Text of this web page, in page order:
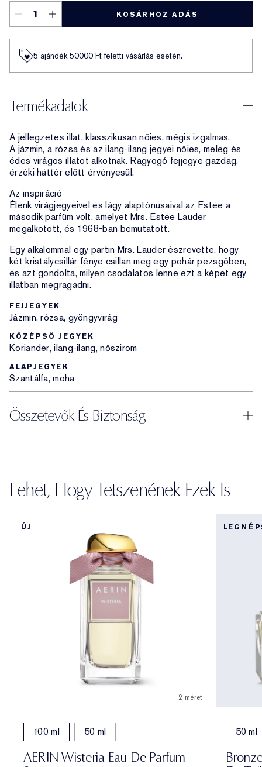
KOSÁRHOZ ADÁS
5 ajándék 50000​ Ft feletti vásárlás esetén.
Termékadatok
A jellegzetes illat, klasszikusan nőies, mégis izgalmas.
A jázmin, a rózsa és az ilang-ilang jegyei nőies, meleg és
édes virágos illatot alkotnak. Ragyogó fejjegye gazdag,
érzéki háttér előtt érvényesül.
Az inspiráció
Élénk virágjegyeivel és lágy alaptónusaival az Estée a
második parfüm volt, amelyet Mrs. Estée Lauder
megalkotott, és 1968-ban bemutatott.
Egy alkalommal egy partin Mrs. Lauder észrevette, hogy
két kristálycsillár fénye csillan meg egy pohár pezsgőben,
és azt gondolta, milyen csodálatos lenne ezt a képet egy
illatban megragadni.
FEJJEGYEK
Jázmin, rózsa, gyöngyvirág
KÖZÉPSŐ JEGYEK
Koriander, ilang-ilang, nőszirom
ALAPJEGYEK
Szantálfa, moha
Összetevők És Biztonság
Lehet, Hogy Tetszenének Ezek Is
ÚJ
2 méret
100 ml 50 ml
AERIN Wisteria Eau De Parfum
50 ml